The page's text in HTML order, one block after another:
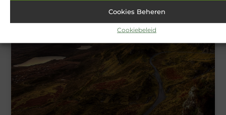
Cookies Beheren
Cookiebeleid